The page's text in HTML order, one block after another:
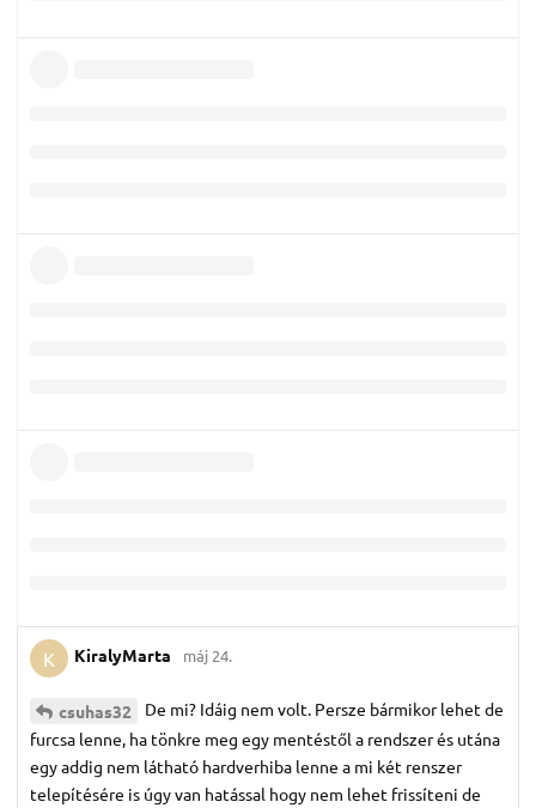
K KiralyMarta máj 24.
csuhas32
De mi? Idáig nem volt. Persze bármikor lehet de
furcsa lenne, ha tönkre meg egy mentéstől a rendszer és utána
egy addig nem látható hardverhiba lenne a mi két renszer
telepítésére is úgy van hatással hogy nem lehet frissíteni de